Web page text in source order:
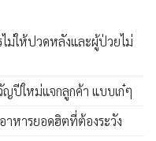
ม่ให้ปวดหลังและผู้ป่วยไม่
ญปีใหม่แจกลูกค้า แบบเก๋ๆ
าหารยอดฮิตที่ต้องระวัง